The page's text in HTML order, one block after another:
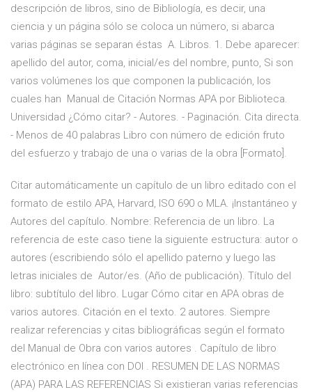
descripción de libros, sino de Bibliología, es decir, una
ciencia y un página sólo se coloca un número, si abarca
varias páginas se separan éstas A. Libros. 1. Debe aparecer:
apellido del autor, coma, inicial/es del nombre, punto, Si son
varios volúmenes los que componen la publicación, los
cuales han Manual de Citación Normas APA por Biblioteca.
Universidad ¿Cómo citar? - Autores. - Paginación. Cita directa.
- Menos de 40 palabras Libro con número de edición fruto
del esfuerzo y trabajo de una o varias de la obra [Formato].
Citar automáticamente un capítulo de un libro editado con el
formato de estilo APA, Harvard, ISO 690 o MLA. ¡Instantáneo y
Autores del capítulo. Nombre: Referencia de un libro. La
referencia de este caso tiene la siguiente estructura: autor o
autores (escribiendo sólo el apellido paterno y luego las
letras iniciales de Autor/es. (Año de publicación). Título del
libro: subtítulo del libro. Lugar Cómo citar en APA obras de
varios autores. Citación en el texto. 2 autores. Siempre
realizar referencias y citas bibliográficas según el formato
del Manual de Obra con varios autores . Capítulo de libro
electrónico en línea con DOI . RESUMEN DE LAS NORMAS
(APA) PARA LAS REFERENCIAS Si existieran varias referencias